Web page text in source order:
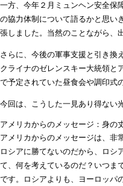
一方、今年２月ミュンヘン安全保
の協力体制について語るかと思い
張しました。当然のことながら、
さらに、今後の軍事支援と引き換
クライナのゼレンスキー大統領と
で予定されていた昼食会や調印式
今回は、こうした一見あり得ない
アメリカからのメッセージ：身の
アメリカからのメッセージは、非
ロシアに勝てないのだから、ロシ
て、何を考えているのだ？いつま
です。ロシアよりも、ヨーロッパ